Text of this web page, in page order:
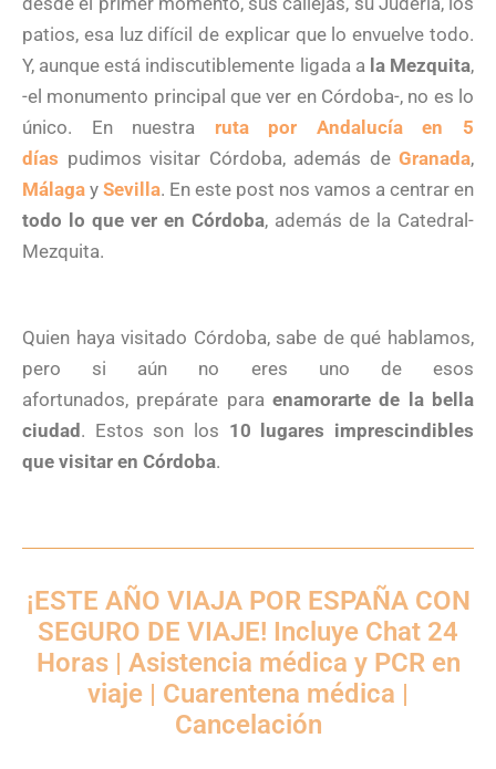
patios, esa luz difícil de explicar que lo envuelve todo.
Y, aunque está indiscutiblemente ligada a la Mezquita,
-el monumento principal que ver en Córdoba-, no es lo
único. En nuestra ruta por Andalucía en 5
días pudimos visitar Córdoba, además de Granada,
Málaga y Sevilla. En este post nos vamos a centrar en
todo lo que ver en Córdoba, además de la Catedral-
Mezquita.
Quien haya visitado Córdoba, sabe de qué hablamos,
pero si aún no eres uno de esos
afortunados, prepárate para enamorarte de la bella
ciudad. Estos son los 10 lugares imprescindibles
que visitar en Córdoba.
¡ESTE AÑO VIAJA POR ESPAÑA CON
SEGURO DE VIAJE! Incluye Chat 24
Horas | Asistencia médica y PCR en
viaje | Cuarentena médica |
Cancelación